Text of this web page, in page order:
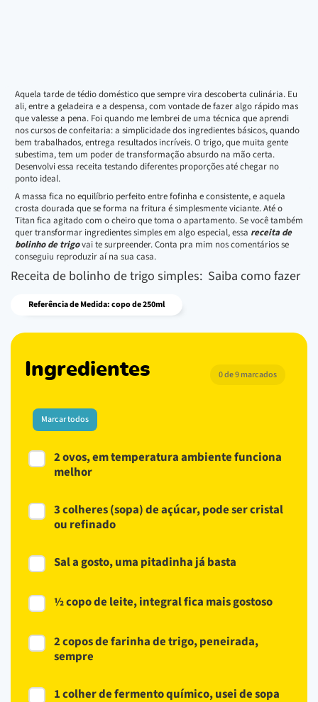
Aquela tarde de tédio doméstico que sempre vira descoberta culinária. Eu
ali, entre a geladeira e a despensa, com vontade de fazer algo rápido mas
que valesse a pena. Foi quando me lembrei de uma técnica que aprendi
nos cursos de confeitaria: a simplicidade dos ingredientes básicos, quando
bem trabalhados, entrega resultados incríveis. O trigo, que muita gente
subestima, tem um poder de transformação absurdo na mão certa.
Desenvolvi essa receita testando diferentes proporções até chegar no
ponto ideal.
A massa fica no equilíbrio perfeito entre fofinha e consistente, e aquela
crosta dourada que se forma na fritura é simplesmente viciante. Até o
Titan fica agitado com o cheiro que toma o apartamento. Se você também
quer transformar ingredientes simples em algo especial, essa receita de
bolinho de trigovai te surpreender. Conta pra mim nos comentários se
conseguiu reproduzir aí na sua casa.
Receita de bolinho de trigo simples: Saiba como fazer
Referência de Medida: copo de 250ml
Ingredientes 0 de 9 marcados
Marcar todos
2 ovos, em temperatura ambiente funciona
melhor
3 colheres (sopa) de açúcar, pode ser cristal
ou refinado
Sal a gosto, uma pitadinha já basta
½ copo de leite, integral fica mais gostoso
2 copos de farinha de trigo, peneirada,
sempre
1 colher de fermento químico, usei de sopa